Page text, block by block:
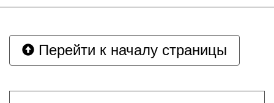
Перейти к началу страницы